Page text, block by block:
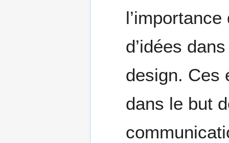
d’idées
design. Ces
dans le but